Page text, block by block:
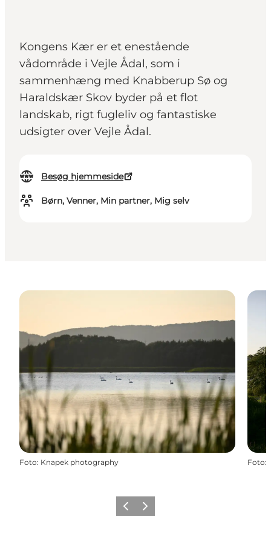
Kongens Kær er et enestående
vådområde i Vejle Ådal, som i
sammenhæng med Knabberup Sø og
Haraldskær Skov byder på et flot
landskab, rigt fugleliv og fantastiske
udsigter over Vejle Ådal.
Besøg hjemmeside
Børn, Venner, Min partner, Mig selv
Foto: Knapek photography Foto:
ForrigeNæste